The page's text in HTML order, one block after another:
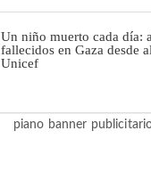
Un niño muerto cada día:
fallecidos en Gaza desde
Unicef